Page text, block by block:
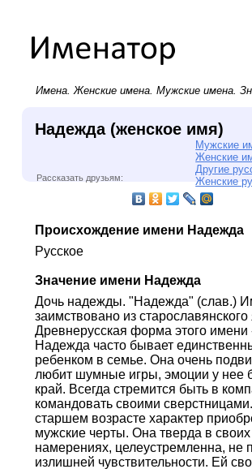
Имена.Женские имена. Мужские имена.
Надежда (женское имя)
Мужские
Женские
Другие
Женские
Рассказать друзьям:
Происхождение имени Надежда
Русское
Значение имени Надежда
Дочь надежды. "Надежда" (слав.)
заимствовано из старославянского
Древнерусская форма этого
Надежда часто бывает
ребенком в семье. Она очень
любит шумные игры, эмоции у нее
край. Всегда стремится быть в
командовать своими
старшем возрасте характер
мужские черты. Она тверда в своих
намерениях, целеустремленна, не
излишней чувствительности. Ей